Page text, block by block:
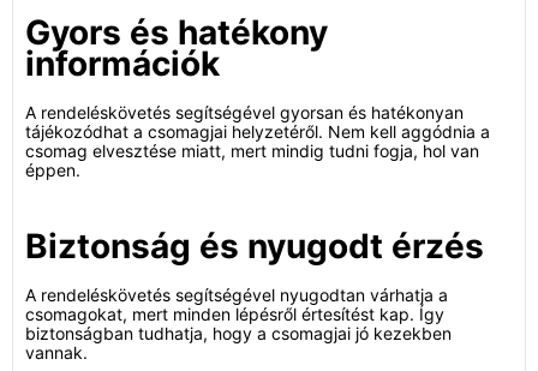
Gyors és hatékony
információk
A rendeléskövetés segítségével gyorsan és hatékonyan
tájékozódhat a csomagjai helyzetéről. Nem kell aggódnia a
csomag elvesztése miatt, mert mindig tudni fogja, hol van
éppen.
Biztonság és nyugodt érzés
A rendeléskövetés segítségével nyugodtan várhatja a
csomagokat, mert minden lépésről értesítést kap. Így
biztonságban tudhatja, hogy a csomagjai jó kezekben
vannak.